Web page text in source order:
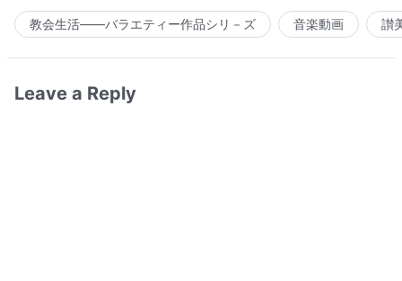
教会生活――バラエティー作品シリ－ズ 音楽動画 讃
Leave a Reply